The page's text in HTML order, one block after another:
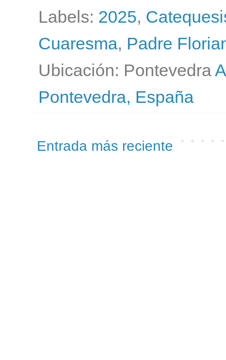
Labels: 2025,
Cuaresma, Padre
Ubicación: Pontevedra
Pontevedra, España
Entrada más reciente